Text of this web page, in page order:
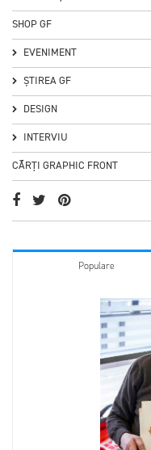
SHOP GF
EVENIMENT
ȘTIREA GF
DESIGN
INTERVIU
CĂRȚI GRAPHIC FRONT
Populare